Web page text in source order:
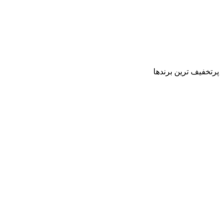
پرتخفیف ترین برندها